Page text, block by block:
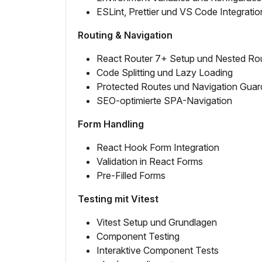
ESLint, Prettier und VS Code
Routing & Navigation
React Router 7+ Setup und Nested
Code Splitting und Lazy Loading
Protected Routes und Navigation
SEO-optimierte SPA-Navigation
Form Handling
React Hook Form Integration
Validation in React Forms
Pre-Filled Forms
Testing mit Vitest
Vitest Setup und Grundlagen
Component Testing
Interaktive Component Tests